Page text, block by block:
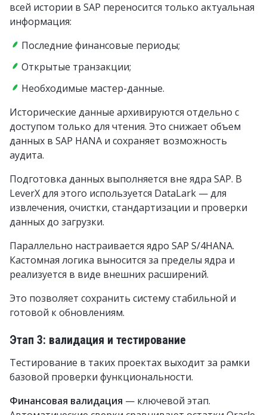
всей истории в SAP переносится только актуальная
информация:
Последние финансовые периоды;
Открытые транзакции;
Необходимые мастер-данные.
Исторические данные архивируются отдельно с
доступом только для чтения. Это снижает объем
данных в SAP HANA и сохраняет возможность
аудита.
Подготовка данных выполняется вне ядра SAP. В
LeverX для этого используется DataLark — для
извлечения, очистки, стандартизации и проверки
данных до загрузки.
Параллельно настраивается ядро SAP S/4HANA.
Кастомная логика выносится за пределы ядра и
реализуется в виде внешних расширений.
Это позволяет сохранить систему стабильной и
готовой к обновлениям.
Этап 3: валидация и тестирование
Тестирование в таких проектах выходит за рамки
базовой проверки функциональности.
Финансовая валидация — ключевой этап.